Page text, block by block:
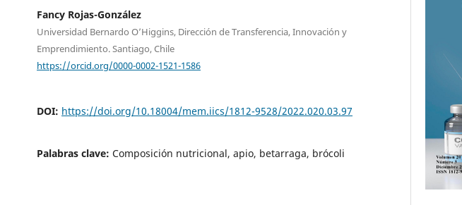
Fancy Rojas-González
Universidad Bernardo O’Higgins, Dirección de Transferencia, Innovación y
Emprendimiento. Santiago, Chile
https://orcid.org/0000-0002-1521-1586
DOI: https://doi.org/10.18004/mem.iics/1812-9528/2022.020.03.97
Palabras clave: Composición nutricional, apio, betarraga, brócoli